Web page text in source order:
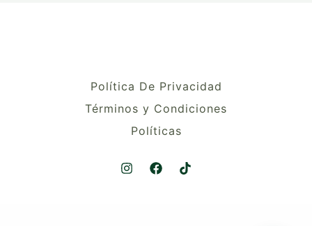
Política De Privacidad
Términos y Condiciones
Políticas